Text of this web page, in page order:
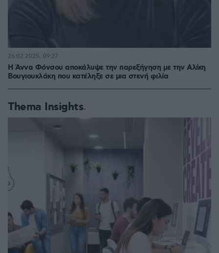
Η Άννα Φόνσου αποκάλυψε την παρεξήγηση με την Αλίκη
Βουγιουκλάκη που κατέληξε σε μια στενή φιλία
26.02.2025, 09:27
Thema Insights